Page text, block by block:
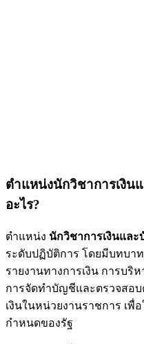
ตำแหน่งนักวิชาการเงิ
อะไร?
ตำแหน่ง นักวิชาการเงินแล
ระดับปฏิบัติการ โดยมีบทบา
รายงานทางการเงิน การบ
การจัดทำบัญชีและตรวจสอ
เงินในหน่วยงานราชการ เพื่
กำหนดของรัฐ